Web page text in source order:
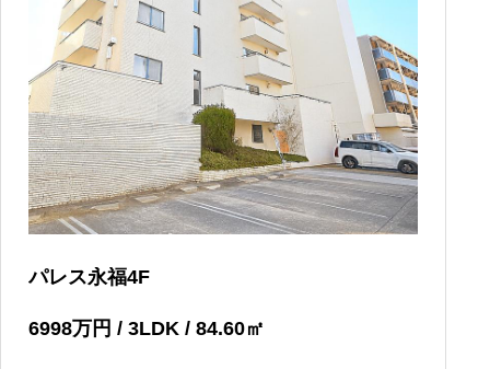
パレス永福4F
6998万円 / 3LDK / 84.60㎡